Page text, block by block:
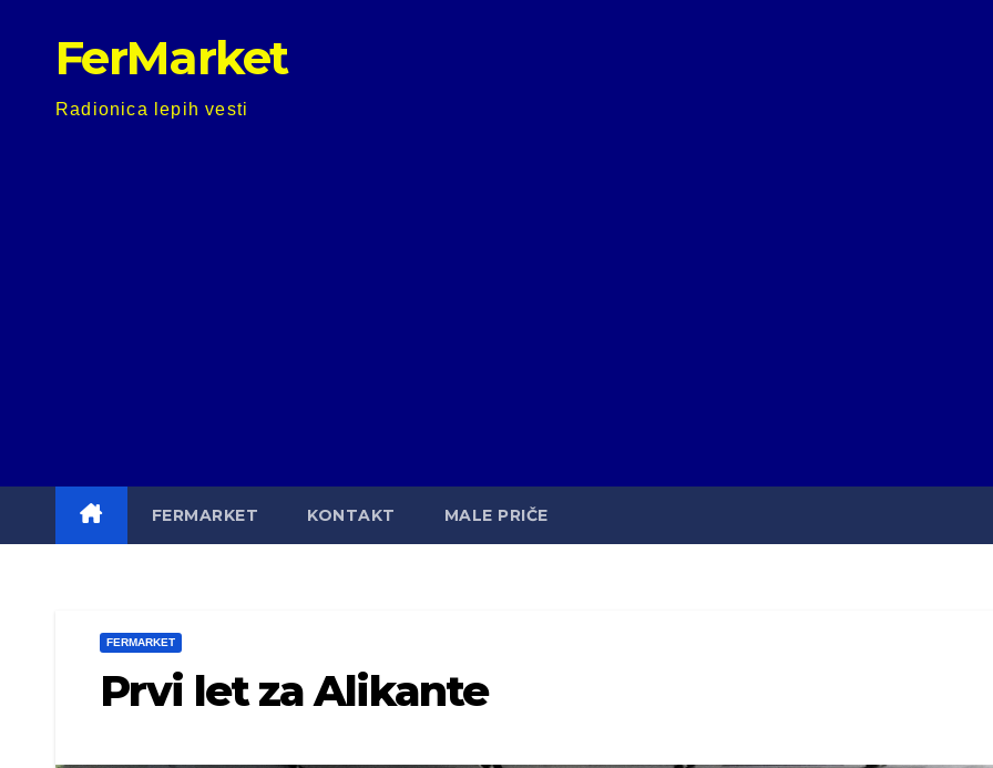
FerMarket
Radionica lepih vesti
FERMARKET KONTAKT MALE PRIČE
FERMARKET
Prvi let za Alikante